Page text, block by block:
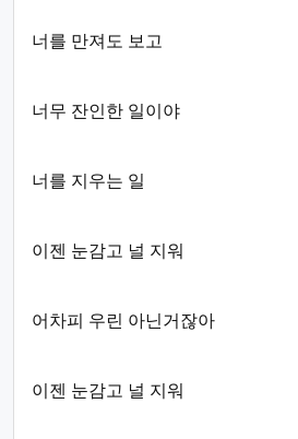
너를 만져도 보고
너무 잔인한 일이야
너를 지우는 일
이젠 눈감고 널 지워
어차피 우린 아닌거잖아
이젠 눈감고 널 지워